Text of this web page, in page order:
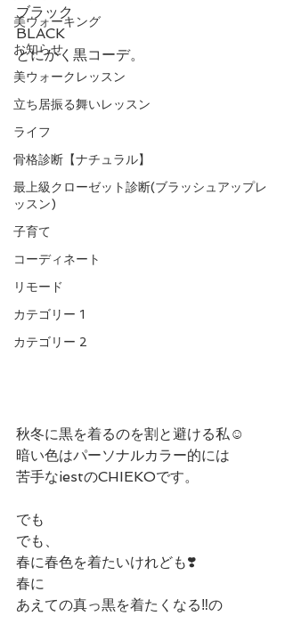
美ウォーキング
お知らせ
美ウォークレッスン
立ち居振る舞いレッスン
ライフ
骨格診断【ナチュラル】
最上級クローゼット診断(ブラッシュアップレ
ッスン)
子育て
コーディネート
リモード
カテゴリー 1
カテゴリー 2
ブラック
BLACK
とにかく黒コーデ。
秋冬に黒を着るのを割と避ける私☺︎
暗い色はパーソナルカラー的には
苦手なiestのCHIEKOです。
でも
でも、
春に春色を着たいけれども❣️
春に
あえての真っ黒を着たくなる‼️の